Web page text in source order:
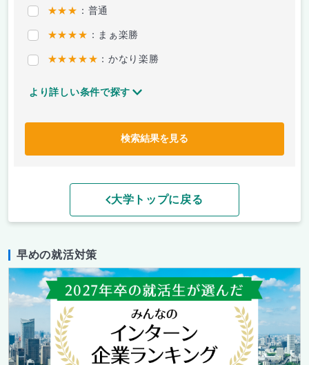
★★★ ：普通
★★★★ ：まぁ楽勝
★★★★★ ：かなり楽勝
より詳しい条件で探す
検索結果を見る
大学トップに戻る
早めの就活対策